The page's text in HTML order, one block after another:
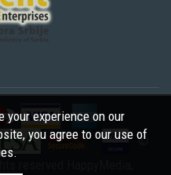
©
your experience on our
you agree to our use of